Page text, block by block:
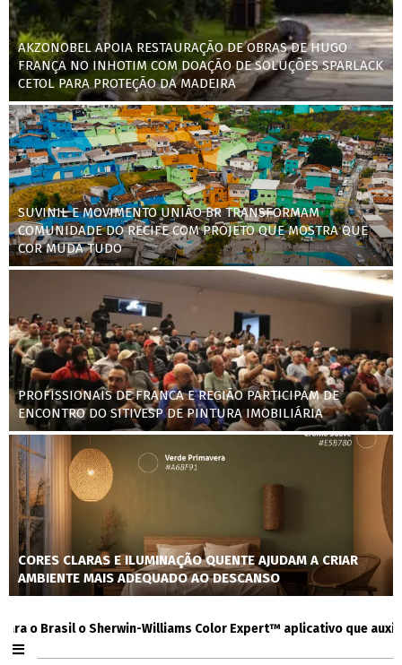
AKZONOBEL APOIA RESTAURAÇÃO DE OBRAS DE HUGO
FRANÇA NO INHOTIM COM DOAÇÃO DE SOLUÇÕES SPARLACK
CETOL PARA PROTEÇÃO DA MADEIRA
SUVINIL E MOVIMENTO UNIÃO BR TRANSFORMAM
COMUNIDADE DO RECIFE COM PROJETO QUE MOSTRA QUE
COR MUDA TUDO
PROFISSIONAIS DE FRANCA E REGIÃO PARTICIPAM DE
ENCONTRO DO SITIVESP DE PINTURA IMOBILIÁRIA
CORES CLARAS E ILUMINAÇÃO QUENTE AJUDAM A CRIAR
AMBIENTE MAIS ADEQUADO AO DESCANSO
o Sherwin-Williams Color Expert™ aplicativo que auxilia